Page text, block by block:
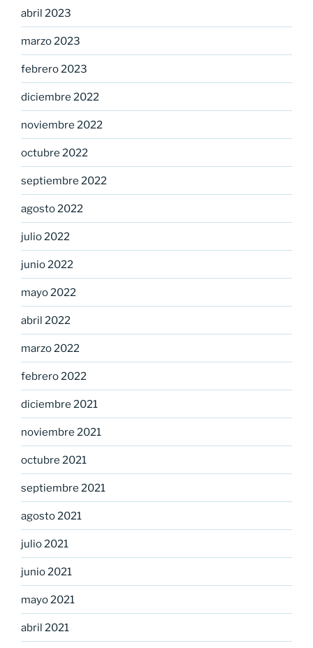
abril 2023
marzo 2023
febrero 2023
diciembre 2022
noviembre 2022
octubre 2022
septiembre 2022
agosto 2022
julio 2022
junio 2022
mayo 2022
abril 2022
marzo 2022
febrero 2022
diciembre 2021
noviembre 2021
octubre 2021
septiembre 2021
agosto 2021
julio 2021
junio 2021
mayo 2021
abril 2021